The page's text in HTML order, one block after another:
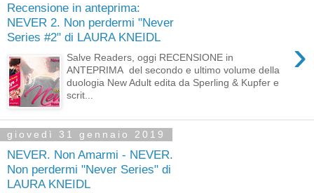
Recensione in anteprima:
NEVER 2. Non perdermi "Never
Series #2" di LAURA KNEIDL
›
Salve Readers, oggi RECENSIONE in
ANTEPRIMA del secondo e ultimo volume della
duologia New Adult edita da Sperling & Kupfer e
scrit...
giovedì 31 gennaio 2019
NEVER. Non Amarmi - NEVER.
Non perdermi "Never Series" di
LAURA KNEIDL